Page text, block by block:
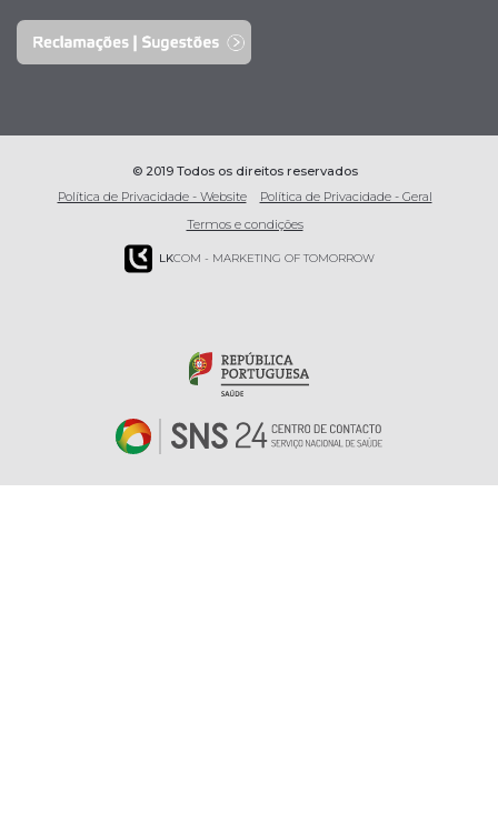
© 2019 Todos os direitos reservados
Política de Privacidade - Website
Política de Privacidade - Geral
Termos e condições
LKCOM - MARKETING OF TOMORROW